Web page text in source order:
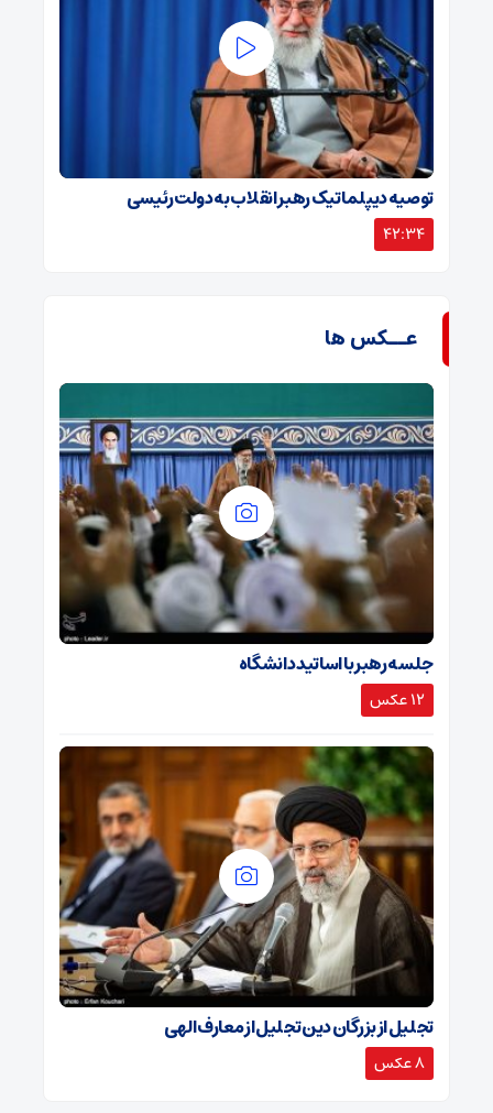
توصیه دیپلماتیک رهبر انقلاب به دولت رئیسی
42:34
عــکس ها
جلسه رهبر با اساتید دانشگاه
12 عکس
تجلیل از بزرگان دین تجلیل از معارف الهی
8 عکس